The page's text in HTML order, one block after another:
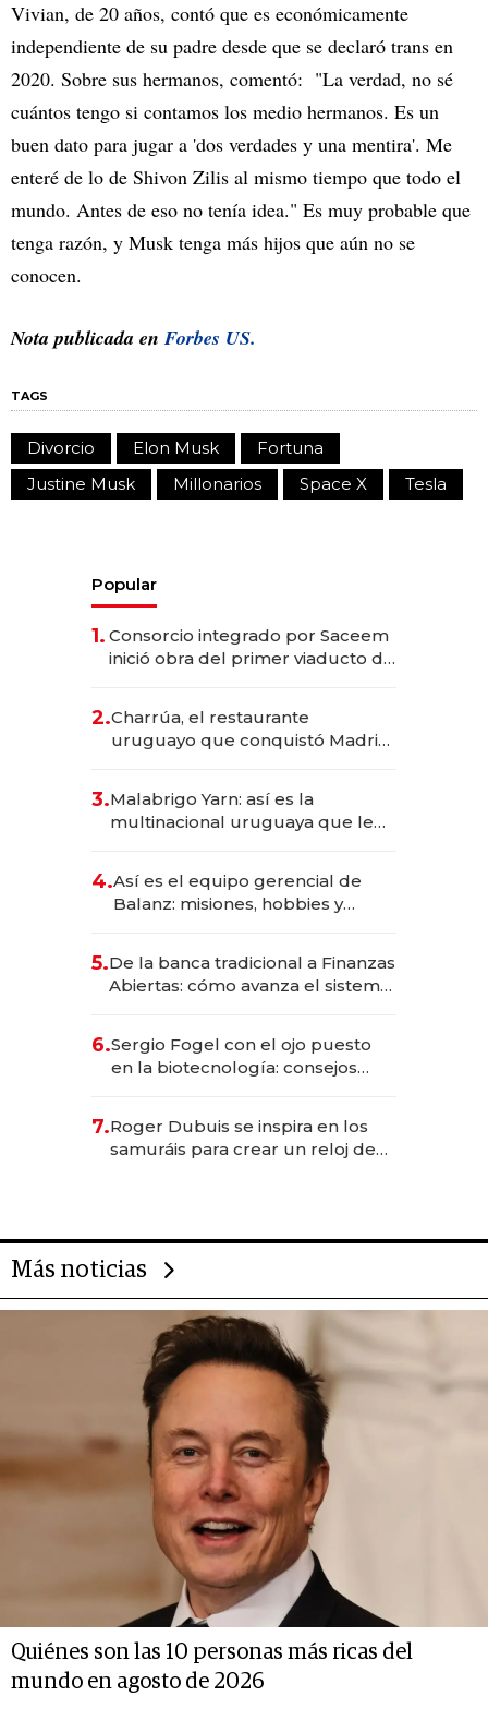
Vivian, de 20 años, contó que es económicamente
independiente de su padre desde que se declaró trans en
2020. Sobre sus hermanos, comentó: "La verdad, no sé
cuántos tengo si contamos los medio hermanos. Es un
buen dato para jugar a 'dos verdades y una mentira'. Me
enteré de lo de Shivon Zilis al mismo tiempo que todo el
mundo. Antes de eso no tenía idea." Es muy probable que
tenga razón, y Musk tenga más hijos que aún no se
conocen.
Nota publicada enForbes US.
TAGS
Divorcio Elon Musk
Fortuna
Justine Musk
Millonarios Space X Tesla
Popular
1. Consorcio integrado por Saceem
inició obra del primer viaducto de
millones
2.Charrúa, el restaurante
uruguayo que conquistó Madrid:
anticipación y prepara apertura
3.Malabrigo Yarn: así es la
multinacional uruguaya que le
4.Así es el equipo gerencial de
Balanz: misiones, hobbies y
5.De la banca tradicional a Finanzas
Abiertas: cómo avanza el sistema
6.Sergio Fogel con el ojo puesto
en la biotecnología: consejos
rol de la IA
7.Roger Dubuis se inspira en los
samuráis para crear un reloj de
Más noticias
Quiénes son las 10 personas más ricas del
mundo en agosto de 2026